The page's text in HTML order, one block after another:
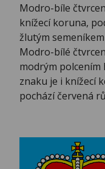
Modro-bíle
knížecí koruna,
žlutým
Modro-bílé
modrým
znaku je i knížecí
pochází červená